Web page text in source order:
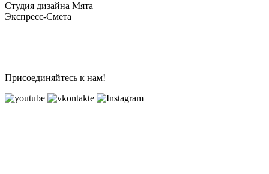
Студия дизайна Мята
Экспресс-Смета
Присоединяйтесь к нам!